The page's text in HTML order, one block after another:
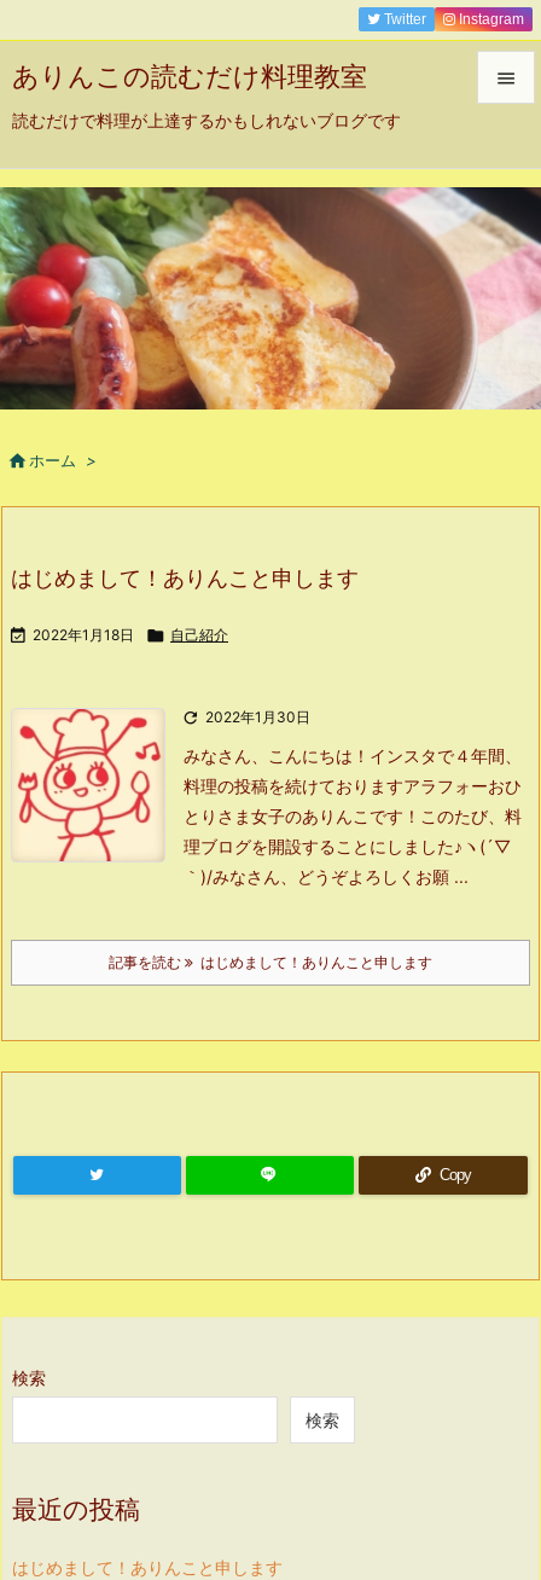
ありんこの読むだけ料理教室
読むだけで料理が上達するかもしれないブログです


サイド


次へ
検索
Twitter Instagram
ホーム >
はじめまして！ありんこと申します
 2022年1月18日  自己紹介
 2022年1月30日
みなさん、こんにちは！ インスタで４年間、
料理の投稿を続けておりますアラフォーおひ
とりさま女子のありんこです！ このたび、料
理ブログを開設することにしました♪ヽ(´▽
｀)/みなさん、どうぞよろしくお願 ...
記事を読む はじめまして！ありんこと申します
Copy
検索
検索
最近の投稿
はじめまして！ありんこと申します